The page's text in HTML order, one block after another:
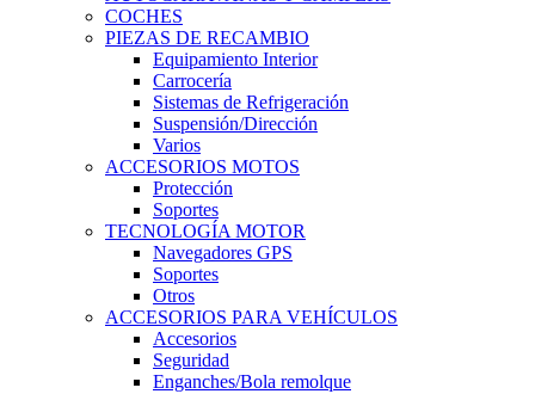
COCHES
PIEZAS DE RECAMBIO
Equipamiento Interior
Carrocería
Sistemas de Refrigeración
Suspensión/Dirección
Varios
ACCESORIOS MOTOS
Protección
Soportes
TECNOLOGÍA MOTOR
Navegadores GPS
Soportes
Otros
ACCESORIOS PARA VEHÍCULOS
Accesorios
Seguridad
Enganches/Bola remolque